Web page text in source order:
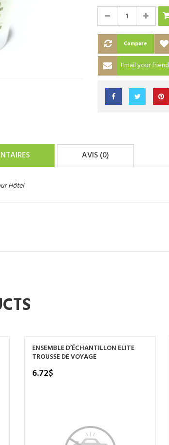
Compare
Email your friend
AVIS (0)
Hôtel
ENSEMBLE D’ÉCHANTILLON ELITE
TROUSSE DE VOYAGE
6.72$